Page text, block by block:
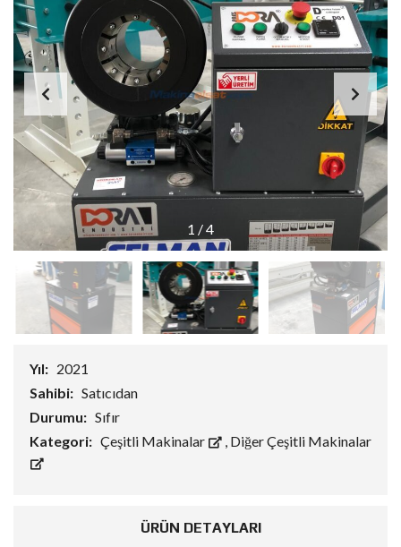
1 /4
Yıl: 2021
Sahibi: Satıcıdan
Durumu: Sıfır
Kategori: Çeşitli Makinalar , Diğer Çeşitli Makinalar
ÜRÜN DETAYLARI